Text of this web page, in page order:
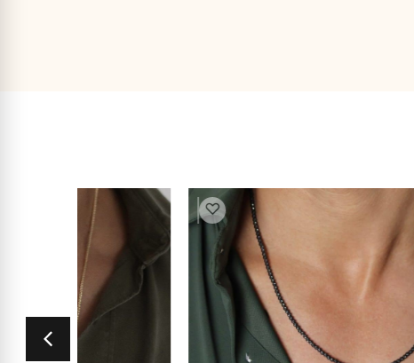
19% הנחה ♡